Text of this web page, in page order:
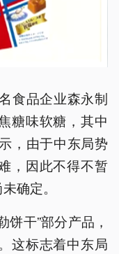
食品企业森永制
糖味软糖，其中
，由于中东局势
，因此不得不暂
确定。
饼干”部分产品，
这标志着中东局